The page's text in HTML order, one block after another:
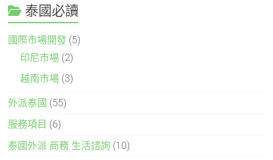
泰國必讀
國際市場開發 (5)
印尼市場 (2)
越南市場 (3)
外派泰國 (55)
服務項目 (6)
泰國外派 商務 生活諮詢 (10)